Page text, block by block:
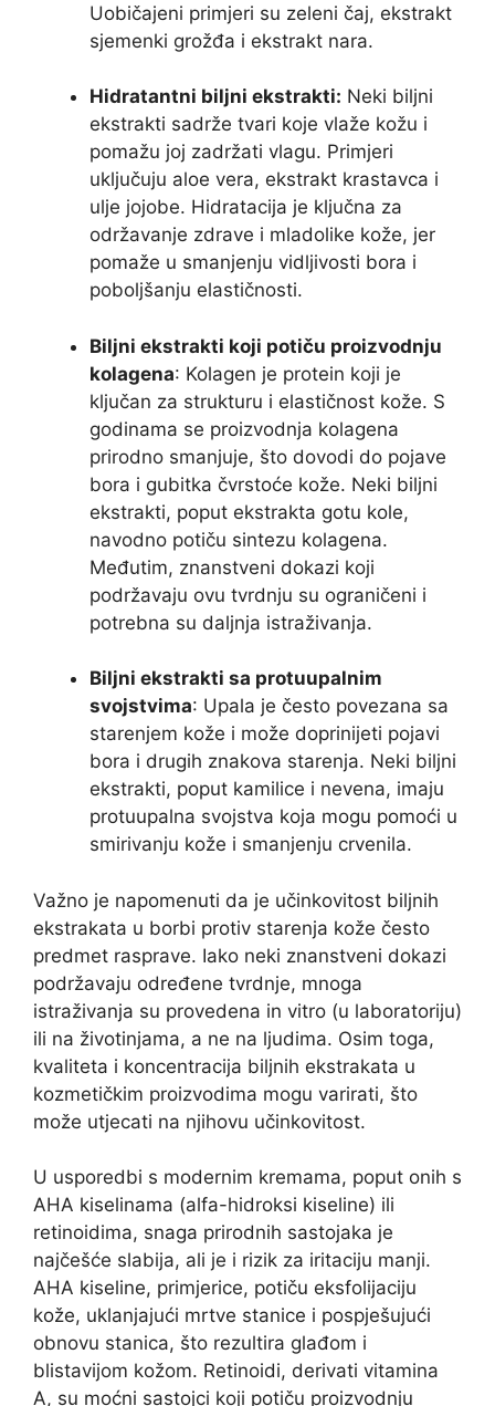
Uobičajeni primjeri su zeleni čaj, ekstrakt
sjemenki grožđa i ekstrakt nara.
Hidratantni biljni ekstrakti: Neki biljni
ekstrakti sadrže tvari koje vlaže kožu i
pomažu joj zadržati vlagu. Primjeri
uključuju aloe vera, ekstrakt krastavca i
ulje jojobe. Hidratacija je ključna za
održavanje zdrave i mladolike kože, jer
pomaže u smanjenju vidljivosti bora i
poboljšanju elastičnosti.
Biljni ekstrakti koji potiču proizvodnju
kolagena: Kolagen je protein koji je
ključan za strukturu i elastičnost kože. S
godinama se proizvodnja kolagena
prirodno smanjuje, što dovodi do pojave
bora i gubitka čvrstoće kože. Neki biljni
ekstrakti, poput ekstrakta gotu kole,
navodno potiču sintezu kolagena.
Međutim, znanstveni dokazi koji
podržavaju ovu tvrdnju su ograničeni i
potrebna su daljnja istraživanja.
Biljni ekstrakti sa protuupalnim
svojstvima: Upala je često povezana sa
starenjem kože i može doprinijeti pojavi
bora i drugih znakova starenja. Neki biljni
ekstrakti, poput kamilice i nevena, imaju
protuupalna svojstva koja mogu pomoći u
smirivanju kože i smanjenju crvenila.
Važno je napomenuti da je učinkovitost biljnih
ekstrakata u borbi protiv starenja kože često
predmet rasprave. Iako neki znanstveni dokazi
podržavaju određene tvrdnje, mnoga
istraživanja su provedena in vitro (u laboratoriju)
ili na životinjama, a ne na ljudima. Osim toga,
kvaliteta i koncentracija biljnih ekstrakata u
kozmetičkim proizvodima mogu varirati, što
može utjecati na njihovu učinkovitost.
U usporedbi s modernim kremama, poput onih s
AHA kiselinama (alfa-hidroksi kiseline) ili
retinoidima, snaga prirodnih sastojaka je
najčešće slabija, ali je i rizik za iritaciju manji.
AHA kiseline, primjerice, potiču eksfolijaciju
kože, uklanjajući mrtve stanice i pospješujući
obnovu stanica, što rezultira glađom i
blistavijom kožom. Retinoidi, derivati vitamina
A, su moćni sastojci koji potiču proizvodnju